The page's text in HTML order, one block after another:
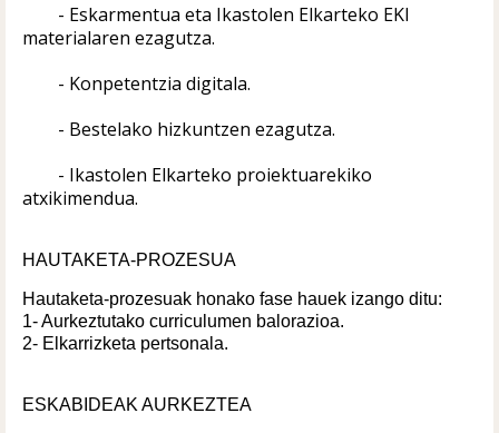
- Eskarmentua eta Ikastolen Elkarteko EKI
materialaren ezagutza.
- Konpetentzia digitala.
- Bestelako hizkuntzen ezagutza.
- Ikastolen Elkarteko proiektuarekiko
atxikimendua.
HAUTAKETA-PROZESUA
Hautaketa-prozesuak honako fase hauek izango ditu:
1- Aurkeztutako curriculumen balorazioa.
2- Elkarrizketa pertsonala.
ESKABIDEAK AURKEZTEA